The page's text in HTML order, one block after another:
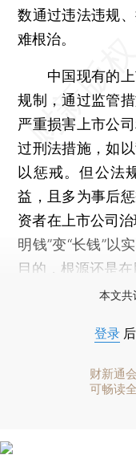
数通过违法违规
难根治。
中国现有的上
规制，通过监管
严重损害上市公
过刑法措施，如
以惩戒。但公法
益，且多为事后
资者在上市公司
明钱”变“长钱”以
目的，根源还是在
本文共
登录
财新通
可畅读